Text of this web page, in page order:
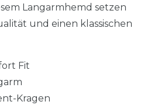
Langarmhemd setzen
und einen klassischen
Fit
Kragen